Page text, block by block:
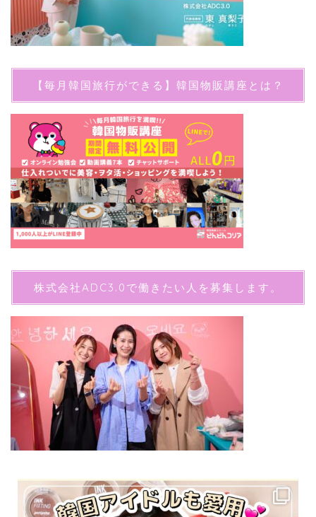
【毎月韓国旅行ができる】韓国物販講座とは？
株式会社ADC3.0で働きたい人を募集します。